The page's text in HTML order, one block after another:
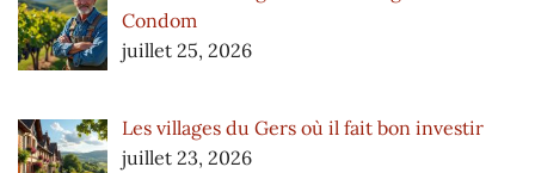
Condom
juillet 25, 2026
Les villages du Gers où il fait bon investir
juillet 23, 2026